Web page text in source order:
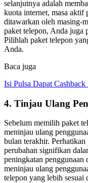
selanjutnya adalah
kuota internet, masa aktif
ditawarkan oleh masing-
paket telepon, Anda juga
Pilihlah paket telepon
Anda.
Baca juga
Isi Pulsa Dapat
4. Tinjau Ulang
Sebelum memilih paket
meninjau ulang
bulan terakhir. Perhatikan
perubahan signifikan
peningkatan penggunaan
meninjau ulang
telepon yang lebih sesuai